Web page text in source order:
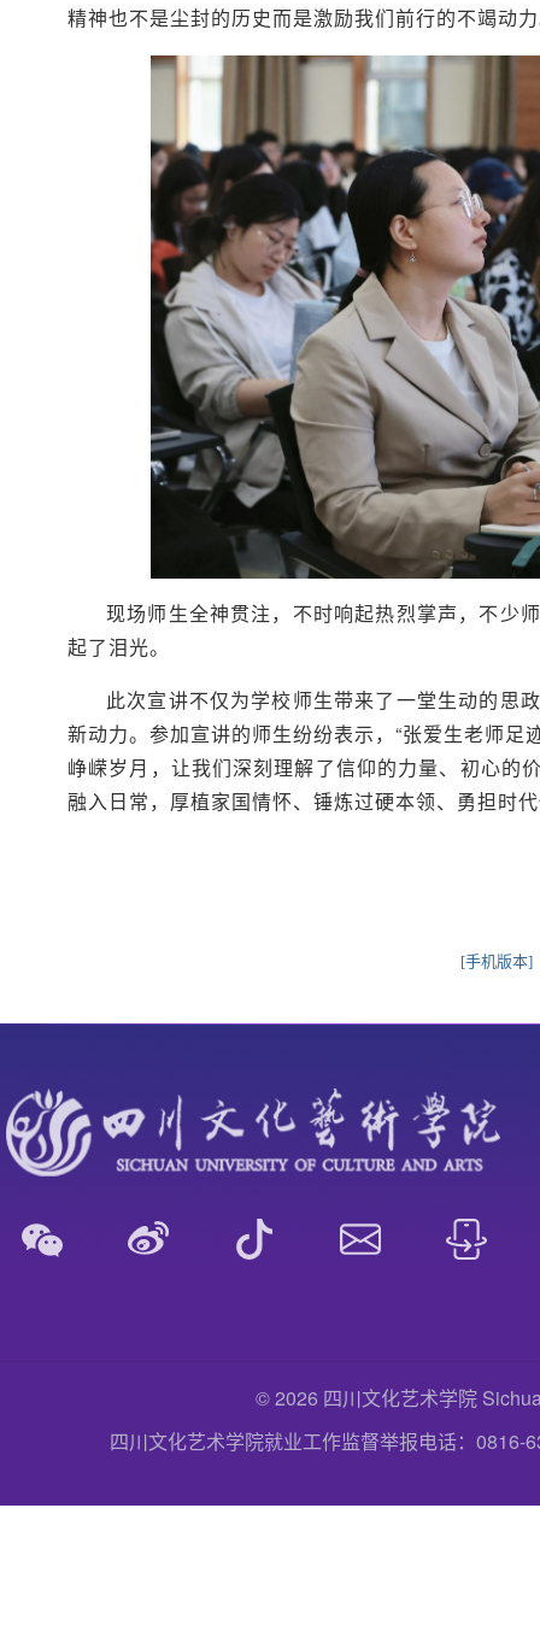
精神也不是尘封的历史而是激励我们前行的不竭动
现场师生全神贯注，不时响起热烈掌声，不少
起了泪光。
此次宣讲不仅为学校师生带来了一堂生动的思
新动力。参加宣讲的师生纷纷表示，“张爱生老师
峥嵘岁月，让我们深刻理解了信仰的力量、初心的
融入日常，厚植家国情怀、锤炼过硬本领、勇担时
[手机版本]
© 2026 四川文化艺术学院
四川文化艺术学院就业工作监督举报电话：